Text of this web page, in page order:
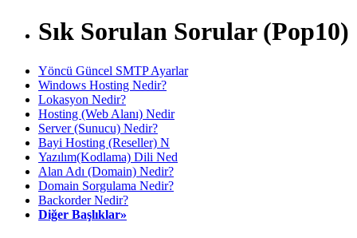
Sık Sorulan Sorular (Pop10)
Yöncü Güncel SMTP Ayarlar
Windows Hosting Nedir?
Lokasyon Nedir?
Hosting (Web Alanı) Nedir
Server (Sunucu) Nedir?
Bayi Hosting (Reseller) N
Yazılım(Kodlama) Dili Ned
Alan Adı (Domain) Nedir?
Domain Sorgulama Nedir?
Backorder Nedir?
Diğer Başlıklar»